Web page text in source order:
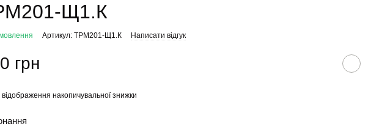
Щ1.К
Артикул: ТРМ201-Щ1.К Написати відгук
грн
відображення накопичувальної знижки